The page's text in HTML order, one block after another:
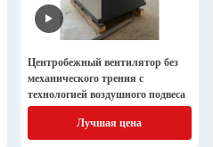
Центробежный вентилятор без
механического трения с
технологией воздушного подвеса
Лучшая цена